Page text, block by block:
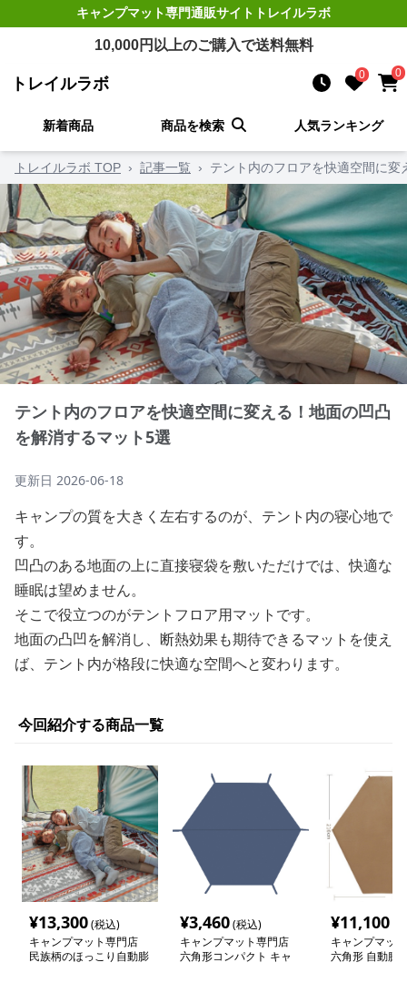
キャンプマット専門通販サイト トレイルラボ
10,000円以上のご購入で送料無料
トレイルラボ 0 0
新着商品 商品を検索 人気ランキング
トレイルラボ TOP › 記事一覧 › テント内のフロアを快適空間に
テント内のフロアを快適空間に変える！地面の凹凸
を解消するマット5選
更新日 2026-06-18
キャンプの質を大きく左右するのが、テント内の寝心地で
す。
凹凸のある地面の上に直接寝袋を敷いただけでは、快適な
睡眠は望めません。
そこで役立つのがテントフロア用マットです。
地面の凸凹を解消し、断熱効果も期待できるマットを使え
ば、テント内が格段に快適な空間へと変わります。
今回紹介する商品一覧
¥13,300(税込)
キャンプマット専門店
民族柄のほっこり自動膨
¥3,460(税込)
キャンプマット専門店
六角形コンパクト キャ
¥11,100
キャンプマッ
六角形 自動膨